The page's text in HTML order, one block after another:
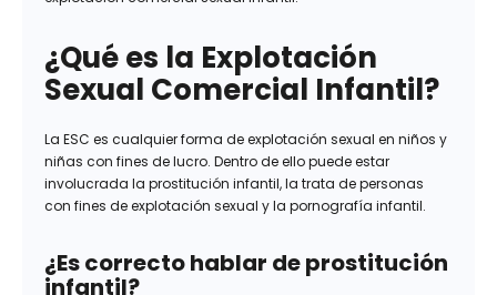
¿Qué es la Explotación
Sexual Comercial Infantil?
La ESC es cualquier forma de explotación sexual en niños y
niñas con fines de lucro. Dentro de ello puede estar
involucrada la prostitución infantil, la trata de personas
con fines de explotación sexual y la pornografía infantil.
¿Es correcto hablar de prostitución
infantil?